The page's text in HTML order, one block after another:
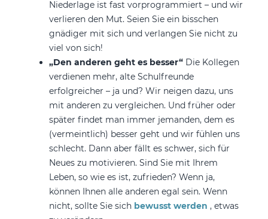
Niederlage ist fast vorprogrammiert – und wir
verlieren den Mut. Seien Sie ein bisschen
gnädiger mit sich und verlangen Sie nicht zu
viel von sich!
„Den anderen geht es besser“ Die Kollegen
verdienen mehr, alte Schulfreunde
erfolgreicher – ja und? Wir neigen dazu, uns
mit anderen zu vergleichen. Und früher oder
später findet man immer jemanden, dem es
(vermeintlich) besser geht und wir fühlen uns
schlecht. Dann aber fällt es schwer, sich für
Neues zu motivieren. Sind Sie mit Ihrem
Leben, so wie es ist, zufrieden? Wenn ja,
können Ihnen alle anderen egal sein. Wenn
nicht, sollte Sie sich bewusst werden , etwas